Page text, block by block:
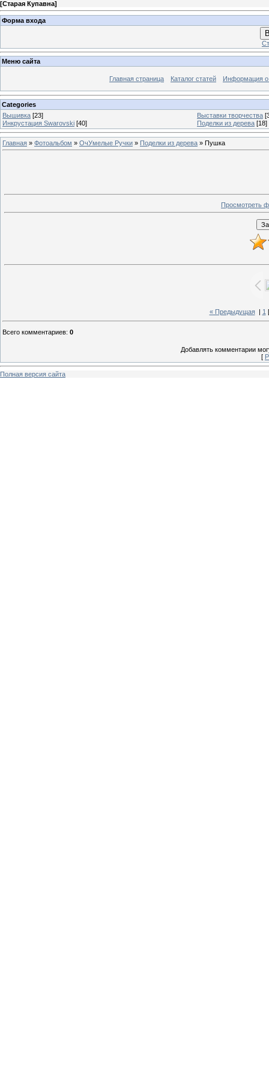
[Старая Купавна]
Форма входа
Меню сайта
Главная страница Каталог статей Информация о
Categories
Вышивка [23] Выставки творчества
Инкрустация Swarovski [40] Поделки из дерева [18]
Главная » Фотоальбом » ОчУмелые Ручки » Поделки из дерева » Пушка
Просмотреть
« Предыдущая| 1 [
Всего комментариев: 0
Добавлять комментарии
[
Полная версия сайта